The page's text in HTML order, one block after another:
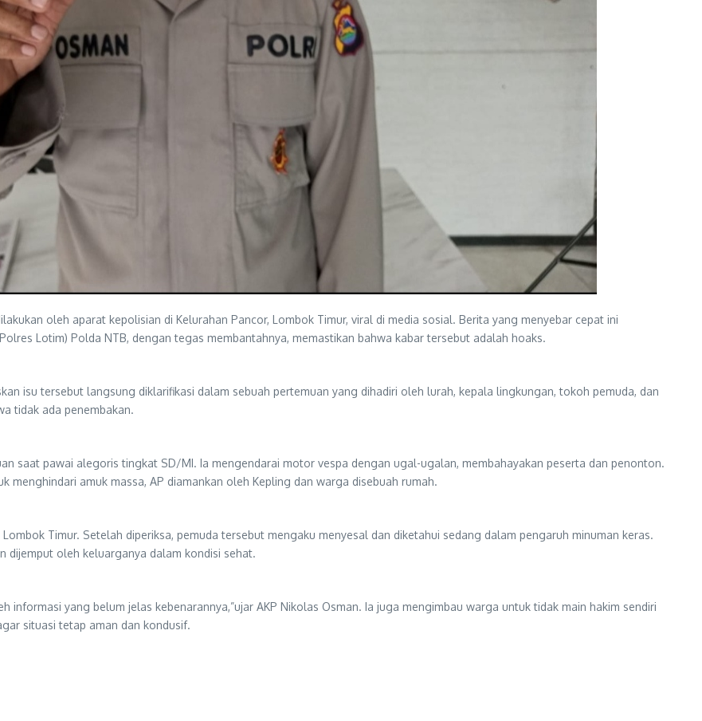
oleh aparat kepolisian di Kelurahan Pancor, Lombok Timur, viral di media sosial. Berita yang menyebar cepat ini
Lotim) Polda NTB, dengan tegas membantahnya, memastikan bahwa kabar tersebut adalah hoaks.
isu tersebut langsung diklarifikasi dalam sebuah pertemuan yang dihadiri oleh lurah, kepala lingkungan, tokoh pemuda, dan
tidak ada penembakan.
saat pawai alegoris tingkat SD/MI. Ia mengendarai motor vespa dengan ugal-ugalan, membahayakan peserta dan penonton.
menghindari amuk massa, AP diamankan oleh Kepling dan warga disebuah rumah.
Timur. Setelah diperiksa, pemuda tersebut mengaku menyesal dan diketahui sedang dalam pengaruh minuman keras.
dijemput oleh keluarganya dalam kondisi sehat.
informasi yang belum jelas kebenarannya,”ujar AKP Nikolas Osman. Ia juga mengimbau warga untuk tidak main hakim sendiri
situasi tetap aman dan kondusif.